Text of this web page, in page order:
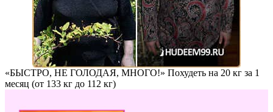
«БЫСТРО, НЕ ГОЛОДАЯ, МНОГО!» Похудеть на 20 кг за 1
месяц (от 133 кг до 112 кг)